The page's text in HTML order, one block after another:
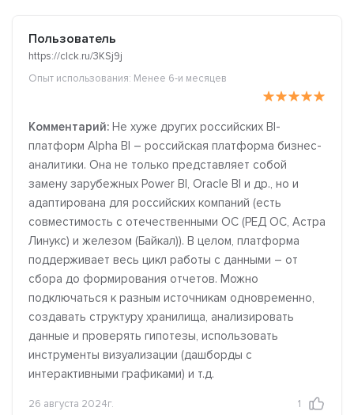
Пользователь
https://clck.ru/3KSj9j
Опыт использования: Менее 6-и месяцев
Комментарий: Не хуже других российских BI-
платформ Alpha BI – российская платформа бизнес-
аналитики. Она не только представляет собой
замену зарубежных Power BI, Oracle BI и др., но и
адаптирована для российских компаний (есть
совместимость с отечественными ОС (РЕД ОС, Астра
Линукс) и железом (Байкал)). В целом, платформа
поддерживает весь цикл работы с данными – от
сбора до формирования отчетов. Можно
подключаться к разным источникам одновременно,
создавать структуру хранилища, анализировать
данные и проверять гипотезы, использовать
инструменты визуализации (дашборды с
интерактивными графиками) и т.д.
26 августа 2024г. 1